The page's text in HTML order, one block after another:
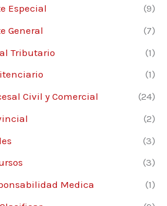
Especial
(9)
General
(7)
Tributario
(1)
(1)
Civil y Comercial
(24)
(2)
(3)
(3)
Medica
(1)